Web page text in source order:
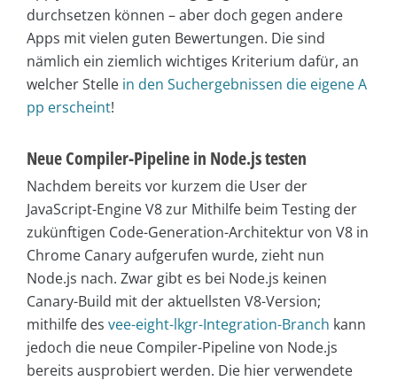
durchsetzen können – aber doch gegen andere
Apps mit vielen guten Bewertungen. Die sind
nämlich ein ziemlich wichtiges Kriterium dafür, an
welcher Stelle in den Suchergebnissen die eigene A
pp erscheint!
Neue Compiler-Pipeline in Node.js testen
Nachdem bereits vor kurzem die User der
JavaScript-Engine V8 zur Mithilfe beim Testing der
zukünftigen Code-Generation-Architektur von V8 in
Chrome Canary aufgerufen wurde, zieht nun
Node.js nach. Zwar gibt es bei Node.js keinen
Canary-Build mit der aktuellsten V8-Version;
mithilfe des vee-eight-lkgr-Integration-Branch kann
jedoch die neue Compiler-Pipeline von Node.js
bereits ausprobiert werden. Die hier verwendete